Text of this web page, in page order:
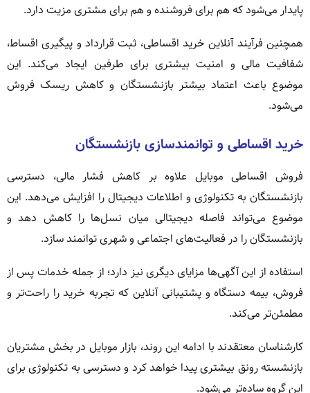
پایدار می‌شود که هم برای فروشنده و هم برای مشتری مزیت دارد.
همچنین فرآیند آنلاین خرید اقساطی، ثبت قرارداد و پیگیری اقساط،
شفافیت مالی و امنیت بیشتری برای طرفین ایجاد می‌کند. این
موضوع باعث اعتماد بیشتر بازنشستگان و کاهش ریسک فروش
می‌شود.
خرید اقساطی و توانمندسازی بازنشستگان
فروش اقساطی موبایل علاوه بر کاهش فشار مالی، دسترسی
بازنشستگان به تکنولوژی و اطلاعات دیجیتال را افزایش می‌دهد. این
موضوع می‌تواند فاصله دیجیتالی میان نسل‌ها را کاهش دهد و
بازنشستگان را در فعالیت‌های اجتماعی و شهری توانمند سازد.
استفاده از این آگهی‌ها مزایای دیگری نیز دارد؛ از جمله خدمات پس از
فروش، بیمه دستگاه و پشتیبانی آنلاین که تجربه خرید را راحت‌تر و
مطمئن‌تر می‌کند.
کارشناسان معتقدند با ادامه این روند، بازار موبایل در بخش مشتریان
بازنشسته رونق بیشتری پیدا خواهد کرد و دسترسی به تکنولوژی برای
این گروه ساده‌تر می‌شود.